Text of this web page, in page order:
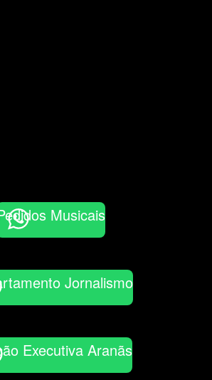
Musicais
Jornalismo
Executiva Aranãs